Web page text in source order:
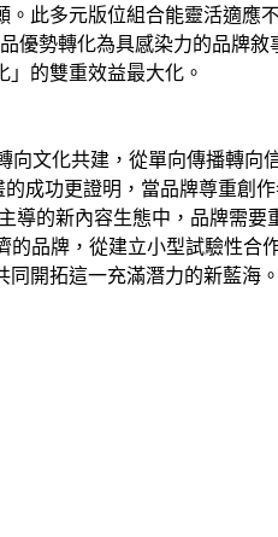
此多元版位組合能靈活適應
優勢轉化為具感染力的品牌敘
的雙重效益最大化。
向文化共建，從單向傳播轉向
成功更證明，當品牌尊重創
導的新內容生態中，品牌需要
的品牌，從建立小型試驗性合
開拓這一充滿潛力的新藍海。